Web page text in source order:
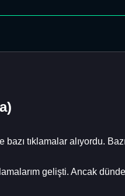
tıklamalar alıyordu.
gelişti. Ancak